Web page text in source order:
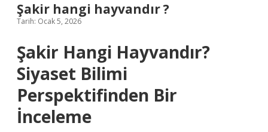
Şakir hangi hayvandır ?
Tarih: Ocak 5, 2026
Şakir Hangi Hayvandır?
Siyaset Bilimi
Perspektifinden Bir
İnceleme